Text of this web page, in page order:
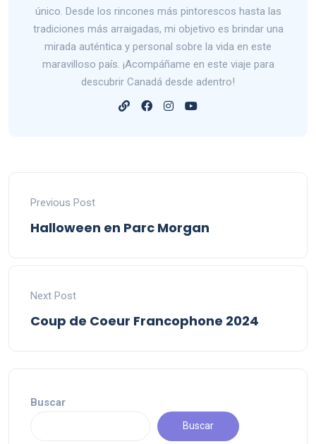
único. Desde los rincones más pintorescos hasta las
tradiciones más arraigadas, mi objetivo es brindar una
mirada auténtica y personal sobre la vida en este
maravilloso país. ¡Acompáñame en este viaje para
descubrir Canadá desde adentro!
Previous Post
Halloween en Parc Morgan
Next Post
Coup de Coeur Francophone 2024
Buscar
Buscar